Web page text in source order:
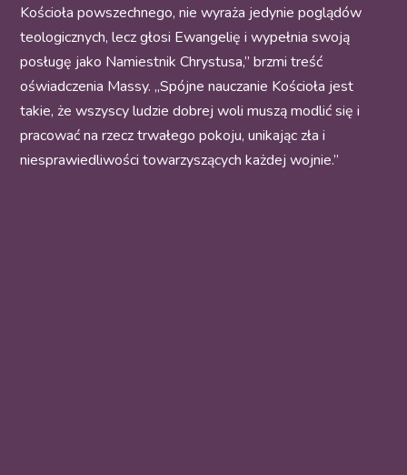
Kościoła powszechnego, nie wyraża jedynie poglądów
teologicznych, lecz głosi Ewangelię i wypełnia swoją
posługę jako Namiestnik Chrystusa,” brzmi treść
oświadczenia Massy. „Spójne nauczanie Kościoła jest
takie, że wszyscy ludzie dobrej woli muszą modlić się i
pracować na rzecz trwałego pokoju, unikając zła i
niesprawiedliwości towarzyszących każdej wojnie.”